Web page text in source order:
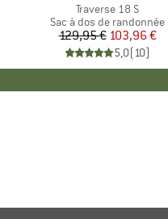
Article
Traverse 18 S
Product group
Sac à dos de randonnée
Prix
129,95 € Prix réduit
103,96 €
5,0(10)